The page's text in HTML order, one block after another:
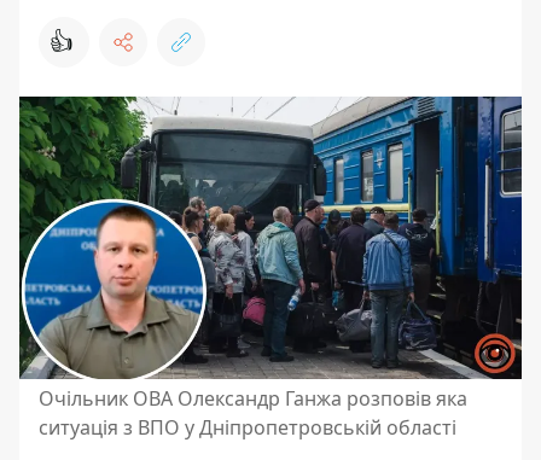
👍
Очільник ОВА Олександр Ганжа розповів яка
ситуація з ВПО у Дніпропетровській області